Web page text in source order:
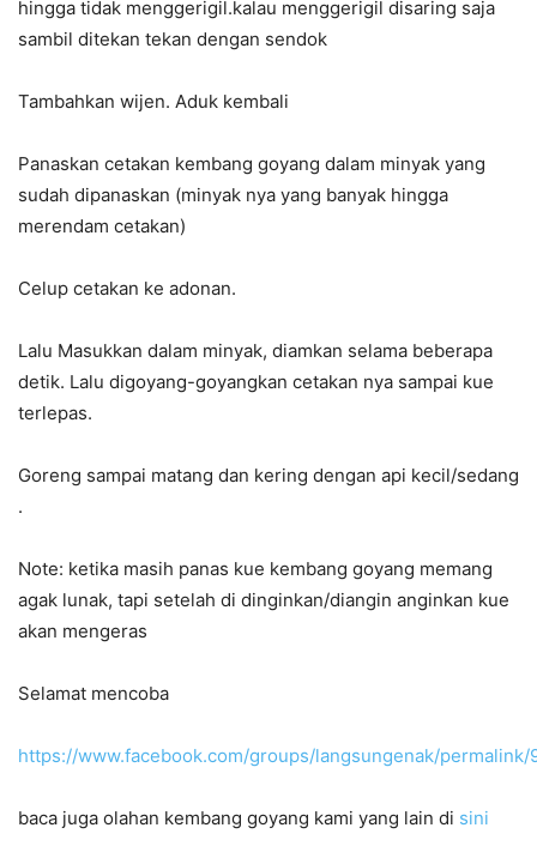
hingga tidak menggerigil.kalau menggerigil disaring saja
sambil ditekan tekan dengan sendok
Tambahkan wijen. Aduk kembali
Panaskan cetakan kembang goyang dalam minyak yang
sudah dipanaskan (minyak nya yang banyak hingga
merendam cetakan)
Celup cetakan ke adonan.
Lalu Masukkan dalam minyak, diamkan selama beberapa
detik. Lalu digoyang-goyangkan cetakan nya sampai kue
terlepas.
Goreng sampai matang dan kering dengan api kecil/sedang
.
Note: ketika masih panas kue kembang goyang memang
agak lunak, tapi setelah di dinginkan/diangin anginkan kue
akan mengeras
Selamat mencoba
https://www.facebook.com/groups/langsungenak/permalink/
baca juga olahan kembang goyang kami yang lain di sini